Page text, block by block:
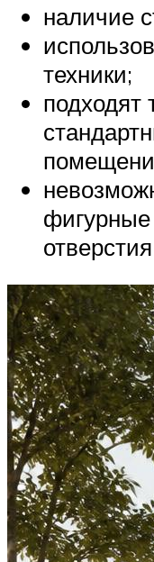
наличие
техники;
подходят